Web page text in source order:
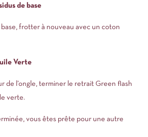
de base
base, frotter à nouveau avec un coton
Verte
de l’ongle, terminer le retrait Green flash
verte.
vous êtes prête pour une autre